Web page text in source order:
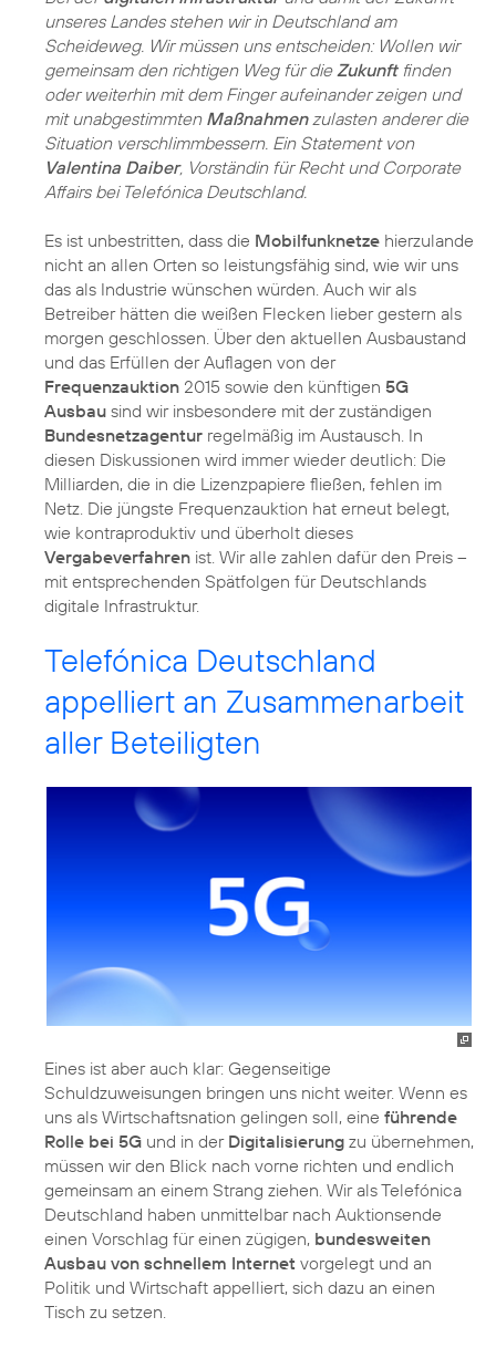
unseres Landes stehen wir in Deutschland am
Scheideweg. Wir müssen uns entscheiden: Wollen wir
gemeinsam den richtigen Weg für die Zukunftfinden
oder weiterhin mit dem Finger aufeinander zeigen und
mit unabgestimmten Maßnahmenzulasten anderer die
Situation verschlimmbessern. Ein Statement von
Valentina Daiber, Vorständin für Recht und Corporate
Affairs bei Telefónica Deutschland.
Es ist unbestritten, dass die Mobilfunknetze hierzulande
nicht an allen Orten so leistungsfähig sind, wie wir uns
das als Industrie wünschen würden. Auch wir als
Betreiber hätten die weißen Flecken lieber gestern als
morgen geschlossen. Über den aktuellen Ausbaustand
und das Erfüllen der Auflagen von der
Frequenzauktion 2015 sowie den künftigen 5G
Ausbau sind wir insbesondere mit der zuständigen
Bundesnetzagentur regelmäßig im Austausch. In
diesen Diskussionen wird immer wieder deutlich: Die
Milliarden, die in die Lizenzpapiere fließen, fehlen im
Netz. Die jüngste Frequenzauktion hat erneut belegt,
wie kontraproduktiv und überholt dieses
Vergabeverfahren ist. Wir alle zahlen dafür den Preis –
mit entsprechenden Spätfolgen für Deutschlands
digitale Infrastruktur.
Telefónica Deutschland
appelliert an Zusammenarbeit
aller Beteiligten
Eines ist aber auch klar: Gegenseitige
Schuldzuweisungen bringen uns nicht weiter. Wenn es
uns als Wirtschaftsnation gelingen soll, eine führende
Rolle bei 5G und in der Digitalisierung zu übernehmen,
müssen wir den Blick nach vorne richten und endlich
gemeinsam an einem Strang ziehen. Wir als Telefónica
Deutschland haben unmittelbar nach Auktionsende
einen Vorschlag für einen zügigen, bundesweiten
Ausbau von schnellem Internet vorgelegt und an
Politik und Wirtschaft appelliert, sich dazu an einen
Tisch zu setzen.